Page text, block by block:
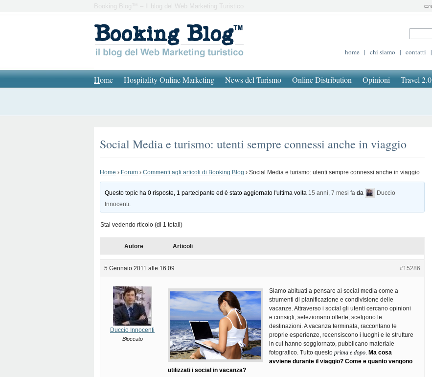
Booking Blog™ – Il blog del Web Marketing Turistico
home | chi siamo | contatti |
Home Hospitality Online Marketing News del Turismo Online Distribution Opinioni Travel 2.0
Social Media e turismo: utenti sempre connessi anche in viaggio
Home › Forum › Commenti agli articoli di Booking Blog › Social Media e turismo: utenti sempre connessi anche in viaggio
Questo topic ha 0 risposte, 1 partecipante ed è stato aggiornato l'ultima volta 15 anni, 7 mesi fa da
Duccio
Innocenti.
Stai vedendo rticolo (di 1 totali)
Autore Articoli
5 Gennaio 2011 alle 16:09 #15286
Duccio Innocenti
Bloccato
Siamo abituati a pensare ai social media come a
strumenti di pianificazione e condivisione delle
vacanze. Attraverso i social gli utenti cercano opinioni
e consigli, selezionano offerte, scelgono le
destinazioni. A vacanza terminata, raccontano le
proprie esperienze, recensiscono i luoghi e le strutture
in cui hanno soggiornato, pubblicano materiale
fotografico. Tutto questo prima e dopo. Ma cosa
avviene durante il viaggio? Come e quanto vengono
utilizzati i social in vacanza?